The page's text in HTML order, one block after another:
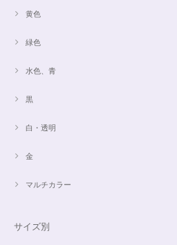
黄色
緑色
水色、青
黒
白・透明
金
マルチカラー
サイズ別